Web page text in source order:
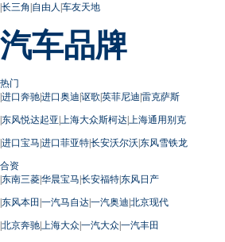
|长三角 |自由人 |车友天地
汽车品牌
热门
|进口奔驰|进口奥迪|讴歌|英菲尼迪|雷克萨斯
|东风悦达起亚| 上海大众斯柯达| 上海通用别克
|进口宝马|进口菲亚特|长安沃尔沃|东风雪铁龙
合资
|东南三菱|华晨宝马|长安福特|东风日产
|东风本田 |一汽马自达|一汽奥迪|北京现代
|北京奔驰| 上海大众|一汽大众|一汽丰田